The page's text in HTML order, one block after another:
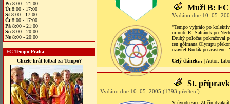
Po 8:00 - 21:00
Út 8:00 - 17:00
St 8:00 - 17:00
Čt 8:00 - 17:00
Pá 8:00 - 21:00
So 8:00 - 20:00
Ne8:00 - 20:00
FC Tempo Praha
Chcete hrát fotbal za Tempo?
Muži B: FC
Vydáno dne 10. 05.
"Tempo vyhrálo po
minutě R. Šafránek po
Druhý poločas pokračoval
ten gólmana Olympu
uzavřel Budák po
Celý článek... | Autor:
St.
Vydáno dne 10. 05. 2005 (1393 přečtení)
V úvodu sice Zličín dvakrát